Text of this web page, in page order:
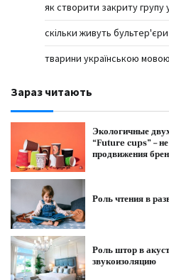
як створити закриту групу
скільки живуть бультер'єри
тварини українською
Зараз читають
Экологичные
“Future cups” –
продвижения
Роль чтения в
Роль штор в
звукоизоляцию